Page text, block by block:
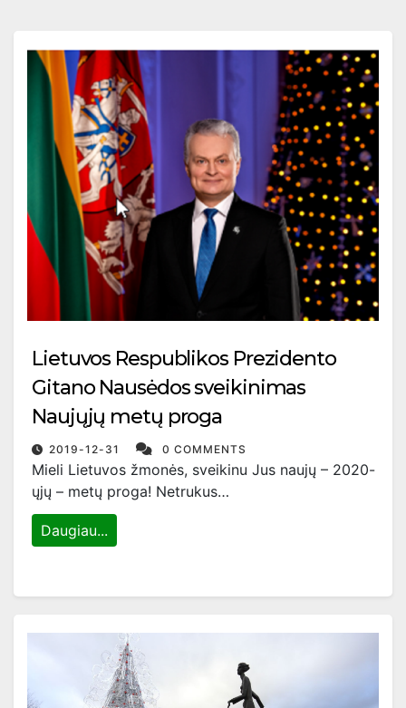
Lietuvos Respublikos Prezidento
Gitano Nausėdos sveikinimas
Naujųjų metų proga
2019-12-31 0 COMMENTS
Mieli Lietuvos žmonės, sveikinu Jus naujų – 2020-
ųjų – metų proga! Netrukus…
Daugiau...